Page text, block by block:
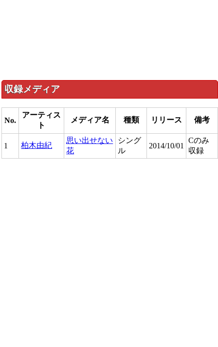
収録メディア
No.
アーティス
ト
メディア名 種類 リリース 備考
1 柏木由紀
思い出せない
花
シング
ル
2014/10/01
Cのみ
収録